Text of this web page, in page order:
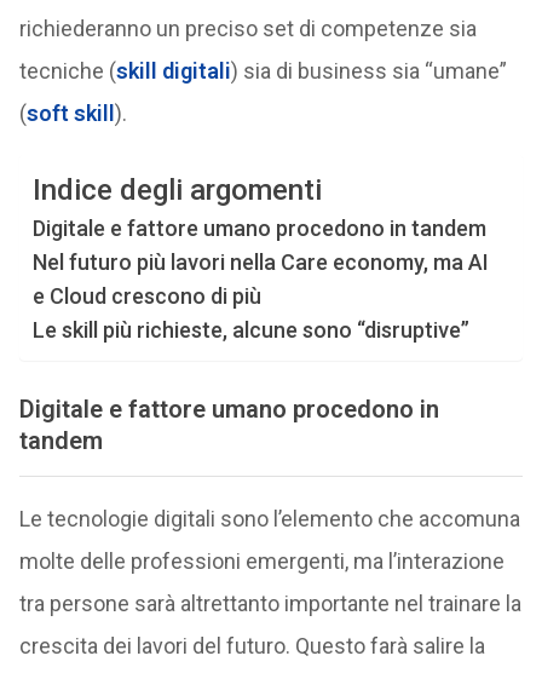
richiederanno un preciso set di competenze sia
tecniche (skill digitali) sia di business sia “umane”
(soft skill ).
Indice degli argomenti
Digitale e fattore umano procedono in tandem
Nel futuro più lavori nella Care economy, ma AI
e Cloud crescono di più
Le skill più richieste, alcune sono “disruptive”
Digitale e fattore umano procedono in
tandem
Le tecnologie digitali sono l’elemento che accomuna
molte delle professioni emergenti, ma l’interazione
tra persone sarà altrettanto importante nel trainare la
crescita dei lavori del futuro. Questo farà salire la